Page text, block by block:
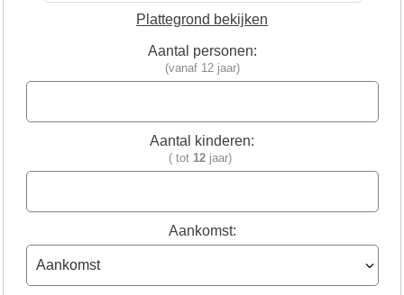
Plattegrond bekijken
Aantal personen:
(vanaf 12 jaar)
Aantal kinderen:
( tot 12 jaar)
Aankomst: